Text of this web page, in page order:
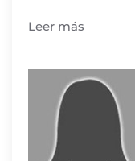
Leer más